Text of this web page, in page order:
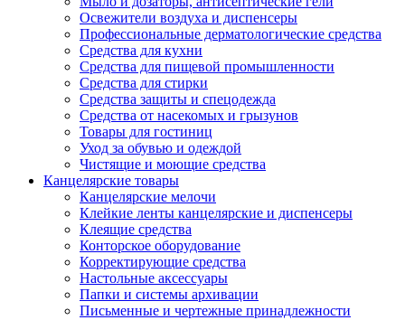
Освежители воздуха и диспенсеры
Профессиональные дерматологические средства
Средства для кухни
Средства для пищевой промышленности
Средства для стирки
Средства защиты и спецодежда
Средства от насекомых и грызунов
Товары для гостиниц
Уход за обувью и одеждой
Чистящие и моющие средства
Канцелярские товары
Канцелярские мелочи
Клейкие ленты канцелярские и диспенсеры
Клеящие средства
Конторское оборудование
Корректирующие средства
Настольные аксессуары
Папки и системы архивации
Письменные и чертежные принадлежности